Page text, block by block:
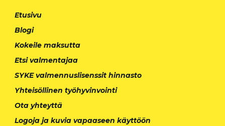
Etusivu
Blogi
Kokeile maksutta
Etsi valmentajaa
SYKE valmennuslisenssit hinnasto
Yhteisöllinen työhyvinvointi
Ota yhteyttä
Logoja ja kuvia vapaaseen käyttöön